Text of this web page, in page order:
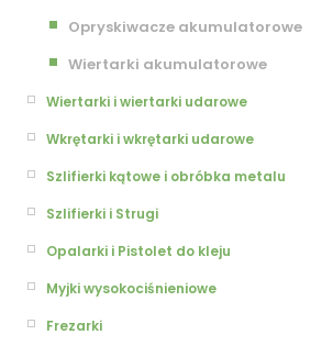
Opryskiwacze akumulatorowe
Wiertarki akumulatorowe
Wiertarki i wiertarki udarowe
Wkrętarki i wkrętarki udarowe
Szlifierki kątowe i obróbka metalu
Szlifierki i Strugi
Opalarki i Pistolet do kleju
Myjki wysokociśnieniowe
Frezarki